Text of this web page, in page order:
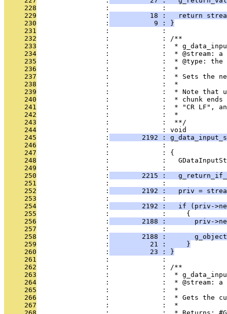
     228
                 :             :
     229
                 :
18 :   return
     230
                 :
           9 : }
     231
                 :             :
     232
                 :             : /**
     233
:             :  *
     234
:             :  * @stream: a
     235
:             :  * @type:
     236
                 :             :  *
     237
:             :  * Sets the
     238
                 :             :  *
     239
:             :  * Note that
     240
:             :  * chunk
     241
:             :  * "CR LF",
     242
                 :             :  *
     243
                 :             :  **/
     244
                 :             : void
     245
                 :
2192 :
     246
:             :
     247
                 :             : {
     248
:             :
     249
                 :             :
     250
                 :
2215 :
     251
                 :             :
     252
                 :
2192 :   priv =
     253
                 :             :
     254
                 :
2192 :   if (priv-
     255
                 :             :     {
     256
                 :
2188 :       priv-
     257
                 :             :
     258
                 :
2188 :
     259
                 :
          21 :     }
     260
                 :
          23 : }
     261
                 :             :
     262
                 :             : /**
     263
:             :  *
     264
:             :  * @stream: a
     265
                 :             :  *
     266
:             :  * Gets the
     267
                 :             :  *